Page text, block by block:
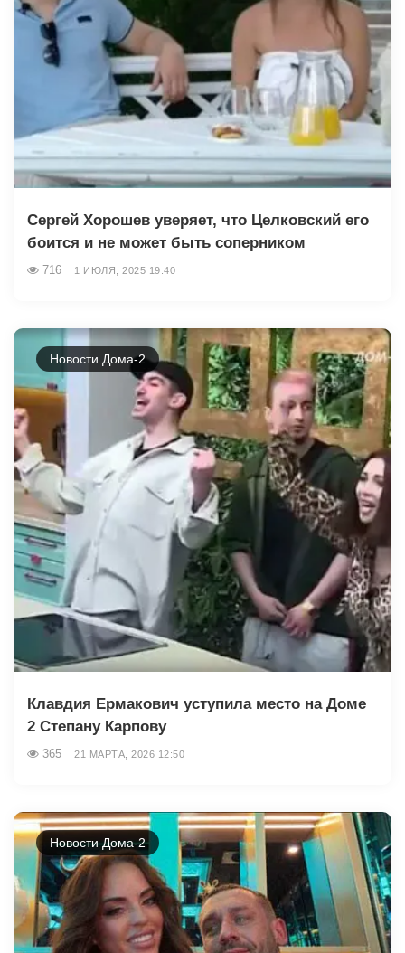
Сергей Хорошев уверяет, что Целковский его
боится и не может быть соперником
716 1 ИЮЛЯ, 2025 19:40
Новости Дома-2
Клавдия Ермакович уступила место на Доме
2 Степану Карпову
365 21 МАРТА, 2026 12:50
Новости Дома-2